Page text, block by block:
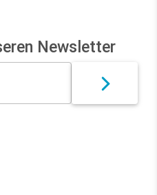
Newsletter